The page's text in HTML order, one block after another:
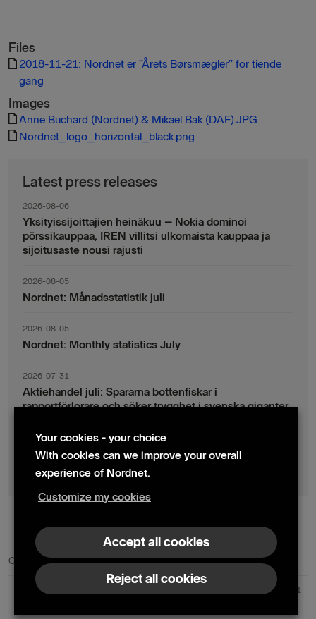
Files
2018-11-21: Nordnet er ”Årets Børsmægler” for tiende
gang
Images
Anne Buchard (Nordnet) & Mikael Bak (DAF).JPG
Nordnet_logo_horizontal_black.png
Latest press releases
2026-08-06
Yksityissijoittajien heinäkuu – Nokia dominoi
pörssikauppaa, IREN villitsi ulkomaista kauppaa ja
sijoitusaste nousi rajusti
2026-08-05
Nordnet: Månadsstatistik juli
2026-08-05
Nordnet: Monthly statistics July
2026-07-31
Aktiehandel juli: Spararna bottenfiskar i
rapportförlorare och söker trygghet i svenska giganter
2026-07-30
Fondsparande juli: Vinsthemtagningar i teknik – men
indexsparandet ligger fast
Contact us Press contacts
Nordnet AB (publ) | Box 300 99 | 104 25 Stockholm | Reg. no. 559073-6681
Your cookies - your choice
With cookies can we improve your overall
experience of Nordnet.
Customize my cookies
Accept all cookies
Reject all cookies